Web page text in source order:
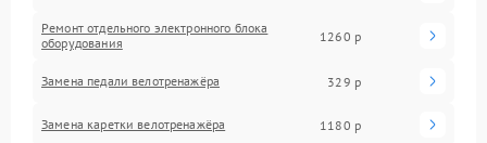
Ремонт отдельного электронного блока
оборудования
1260 р
Замена педали велотренажёра 329 р
Замена каретки велотренажёра 1180 р